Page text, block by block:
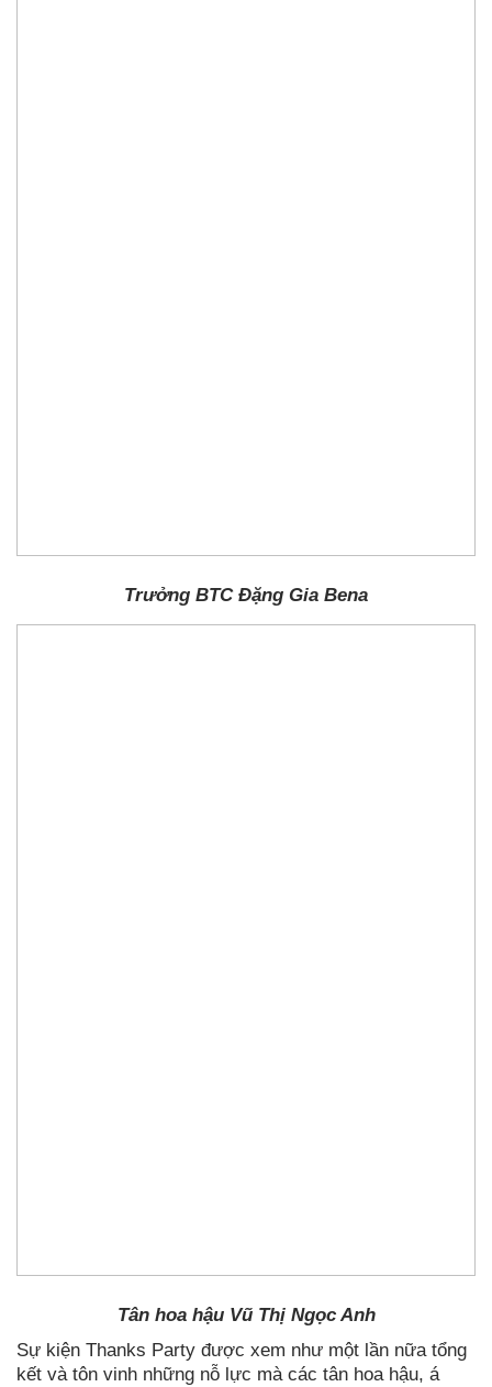
Trưởng BTC Đặng Gia Bena
Tân hoa hậu Vũ Thị Ngọc Anh
Sự kiện Thanks Party được xem như một lần nữa tổng
kết và tôn vinh những nỗ lực mà các tân hoa hậu, á